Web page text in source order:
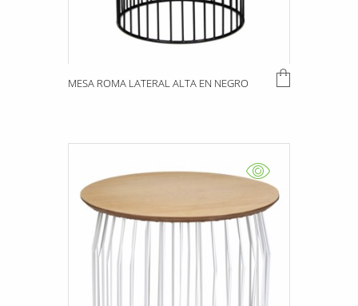
MESA ROMA LATERAL ALTA EN NEGRO